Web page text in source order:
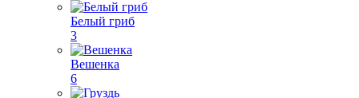
Белый гриб
3
Вешенка
6